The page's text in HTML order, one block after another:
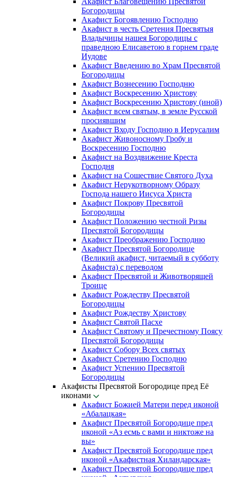
Богородицы
Акафист Богоявлению Господню
Акафист в честь Сретения Пресвятыя
Владычицы нашея Богородицы с
праведною Елисаветою в горнем граде
Иудове
Акафист Введению во Храм Пресвятой
Богородицы
Акафист Вознесению Господню
Акафист Воскресению Христову
Акафист Воскресению Христову (иной)
Акафист всем святым, в земле Русской
просиявшим
Акафист Входу Господню в Иерусалим
Акафист Живоносному Гробу и
Воскресению Господню
Акафист на Воздвижение Креста
Господня
Акафист на Сошествие Святого Духа
Акафист Нерукотворному Образу
Господа нашего Иисуса Христа
Акафист Покрову Пресвятой
Богородицы
Акафист Положению честной Ризы
Пресвятой Богородицы
Акафист Преображению Господню
Акафист Пресвятой Богородице
(Великий акафист, читаемый в субботу
Акафиста) с переводом
Акафист Пресвятой и Животворящей
Троице
Акафист Рождеству Пресвятой
Богородицы
Акафист Рождеству Христову
Акафист Святой Пасхе
Акафист Святому и Пречестному Поясу
Пресвятой Богородицы
Акафист Собору Всех святых
Акафист Сретению Господню
Акафист Успению Пресвятой
Богородицы
Акафисты Пресвятой Богородице пред Её
иконами
Акафист Божией Матери перед иконой
«Абалацкая»
Акафист Пресвятой Богородице пред
иконой «Аз есмь с вами и никтоже на
вы»
Акафист Пресвятой Богородице пред
иконой «Акафистная Хиландарская»
Акафист Пресвятой Богородице пред